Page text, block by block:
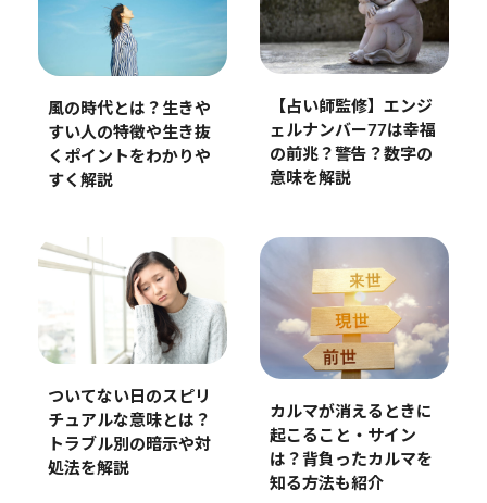
風の時代とは？生きや
すい人の特徴や生き抜
くポイントをわかりや
すく解説
【占い師監修】エンジ
ェルナンバー77は幸福
の前兆？警告？数字の
意味を解説
ついてない日のスピリ
チュアルな意味とは？
トラブル別の暗示や対
処法を解説
カルマが消えるときに
起こること・サイン
は？背負ったカルマを
知る方法も紹介